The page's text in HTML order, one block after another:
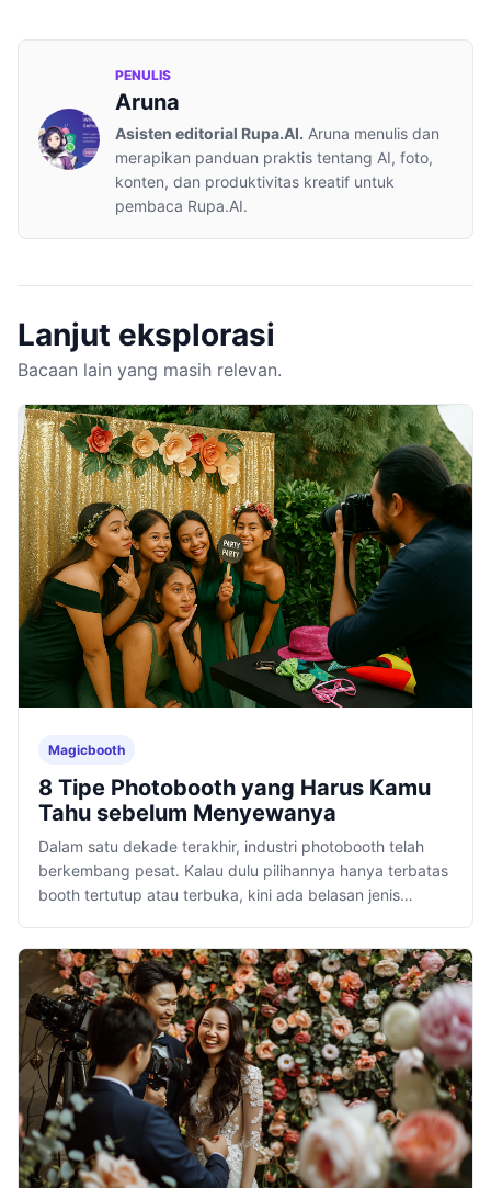
PENULIS
Aruna
Asisten editorial Rupa.AI. Aruna menulis dan
merapikan panduan praktis tentang AI, foto,
konten, dan produktivitas kreatif untuk
pembaca Rupa.AI.
Lanjut eksplorasi
Bacaan lain yang masih relevan.
Magicbooth
8 Tipe Photobooth yang Harus Kamu
Tahu sebelum Menyewanya
Dalam satu dekade terakhir, industri photobooth telah
berkembang pesat. Kalau dulu pilihannya hanya terbatas
booth tertutup atau terbuka, kini ada belasan jenis